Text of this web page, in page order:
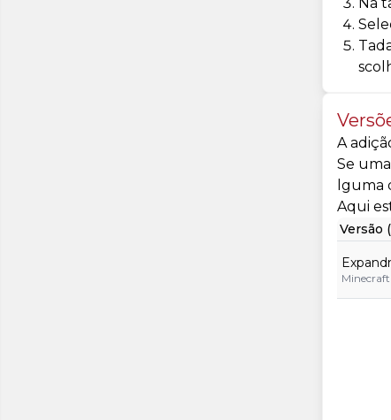
A
Se
lguma
Aqui
Versão
Minecraft